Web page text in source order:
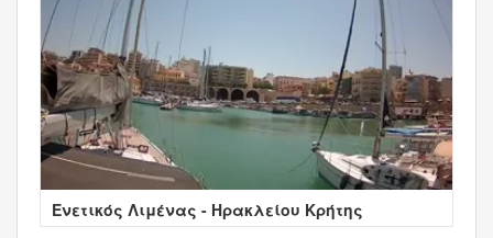
Ενετικός Λιμένας - Ηρακλείου Κρήτης